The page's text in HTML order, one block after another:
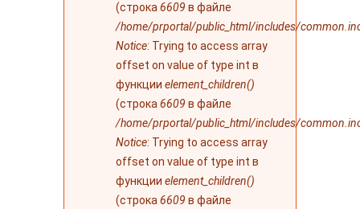
(строка 6609 в файле
/home/prportal/public_html/includes/
Notice: Trying to access array
offset on value of type int в
функции element_children()
(строка 6609 в файле
/home/prportal/public_html/includes/
Notice: Trying to access array
offset on value of type int в
функции element_children()
(строка 6609 в файле